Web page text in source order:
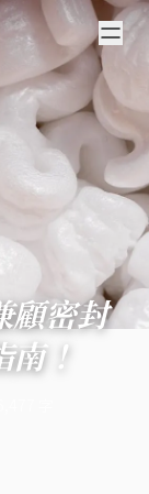
顧密封
！